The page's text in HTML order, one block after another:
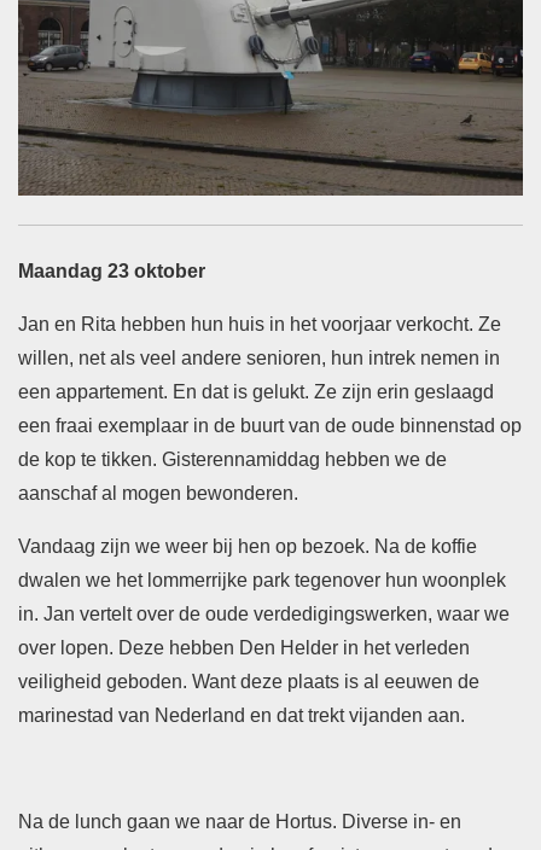
Maandag 23 oktober
Jan en Rita hebben hun huis in het voorjaar verkocht. Ze
willen, net als veel andere senioren, hun intrek nemen in
een appartement. En dat is gelukt. Ze zijn erin geslaagd
een fraai exemplaar in de buurt van de oude binnenstad op
de kop te tikken. Gisterennamiddag hebben we de
aanschaf al mogen bewonderen.
Vandaag zijn we weer bij hen op bezoek. Na de koffie
dwalen we het lommerrijke park tegenover hun woonplek
in. Jan vertelt over de oude verdedigingswerken, waar we
over lopen. Deze hebben Den Helder in het verleden
veiligheid geboden. Want deze plaats is al eeuwen de
marinestad van Nederland en dat trekt vijanden aan.
Na de lunch gaan we naar de Hortus. Diverse in- en